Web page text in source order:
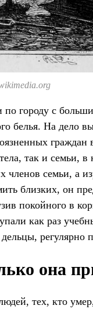
по городу с
белья. На дело
так и семьи,
семьи, а
близких, он
покойного в
как раз
регулярно
она
тех, кто